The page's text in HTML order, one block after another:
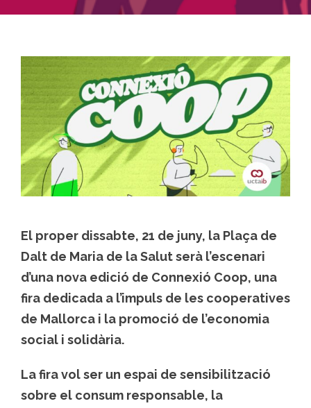
El proper dissabte, 21 de juny, la Plaça de
Dalt de Maria de la Salut serà l’escenari
d’una nova edició de Connexió Coop, una
fira dedicada a l’impuls de les cooperatives
de Mallorca i la promoció de l’economia
social i solidària.
La fira vol ser un espai de sensibilització
sobre el consum responsable, la